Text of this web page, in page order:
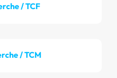
/ TCF
/ TCM